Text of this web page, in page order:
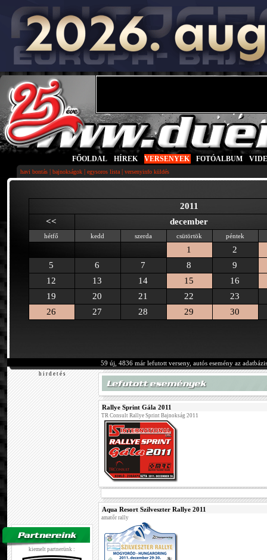
FŐOLDAL HÍREK VERSENYEK FOTÓALBUM
havi bontás | bajnokságok | egysoros lista | versenyinfo küldés
2011
<<
december
hétfő kedd szerda csütörtök péntek
1
2
5
6 7 8
9
12
13 14 15
16
19
20 21 22
23
26
27 28 29 30
59 új, 4836 már lefutott verseny, autós esemény az
h i r d e t é s
kiemelt partnerünk :
Rallye Sprint Gála 2011
TR Consult Rallye Sprint Bajnokság 2011
Aqua Resort Szilveszter Rallye 2011
amatőr rally